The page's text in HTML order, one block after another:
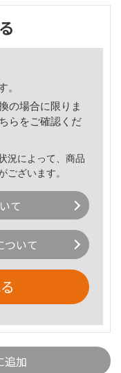
。
の場合に限りま
ら をご確認くだ
況によって、商品
ございます。
て
ついて
追加